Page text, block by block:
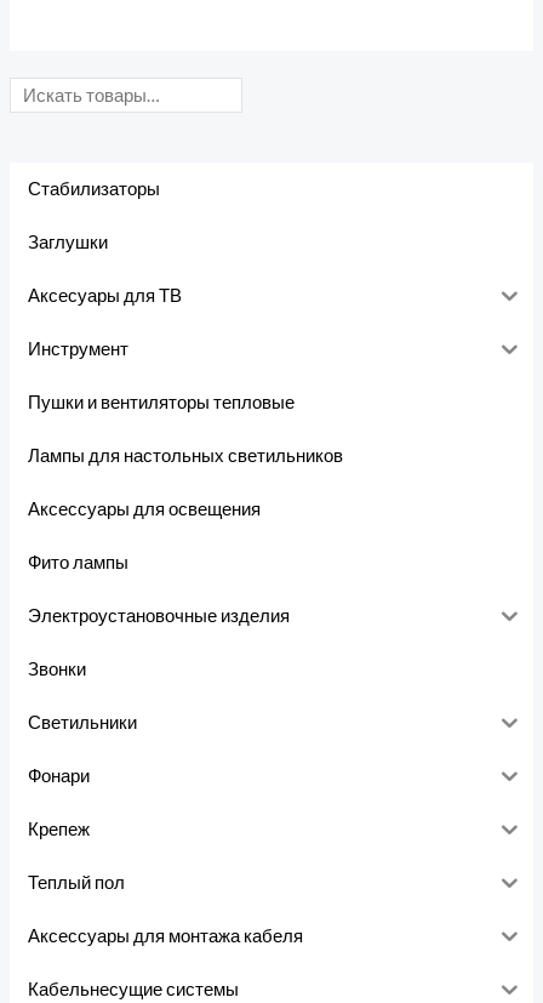
Стабилизаторы
Заглушки
Аксесуары для ТВ
Инструмент
Пушки и вентиляторы тепловые
Лампы для настольных светильников
Аксессуары для освещения
Фито лампы
Электроустановочные изделия
Звонки
Светильники
Фонари
Крепеж
Теплый пол
Аксессуары для монтажа кабеля
Кабельнесущие системы